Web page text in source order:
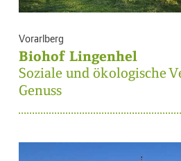
Vorarlberg
Biohof Lingenhel
Soziale und ökologische
Genuss